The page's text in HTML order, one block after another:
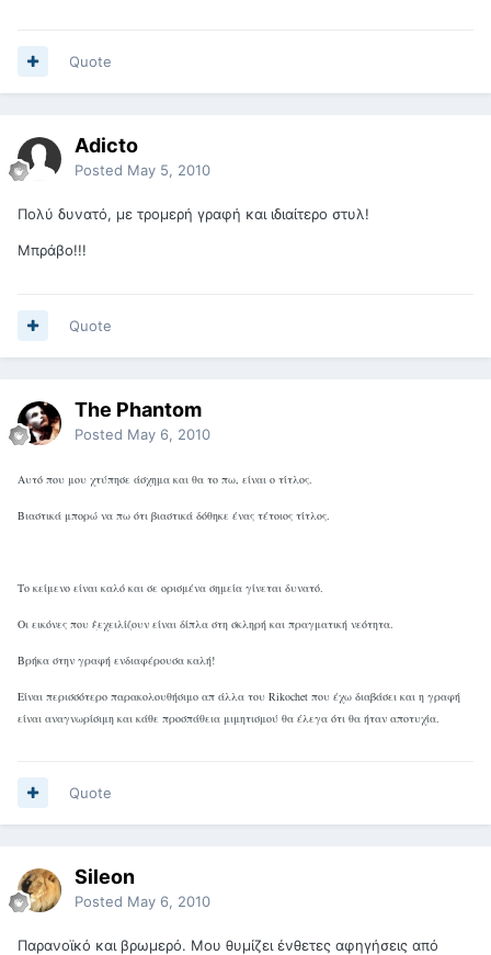
Quote
Adicto
Posted May 5, 2010
Πολύ δυνατό, με τρομερή γραφή και ιδιαίτερο στυλ!
Μπράβο!!!
Quote
The Phantom
Posted May 6, 2010
Αυτό που μου χτύπησε άσχημα και θα το πω, είναι ο τίτλος.
Βιαστικά μπορώ να πω ότι βιαστικά δόθηκε ένας τέτοιος τίτλος.
Το κείμενο είναι καλό και σε ορισμένα σημεία γίνεται δυνατό.
Οι εικόνες που ξεχειλίζουν είναι δίπλα στη σκληρή και πραγματική νεότητα.
Βρήκα στην γραφή ενδιαφέρουσα καλή!
Είναι περισσότερο παρακολουθήσιμο απ άλλα του Rikochet που έχω διαβάσει και η γραφή
είναι αναγνωρίσιμη και κάθε προσπάθεια μιμητισμού θα έλεγα ότι θα ήταν αποτυχία.
Quote
Sileon
Posted May 6, 2010
Παρανοϊκό και βρωμερό. Μου θυμίζει ένθετες αφηγήσεις από